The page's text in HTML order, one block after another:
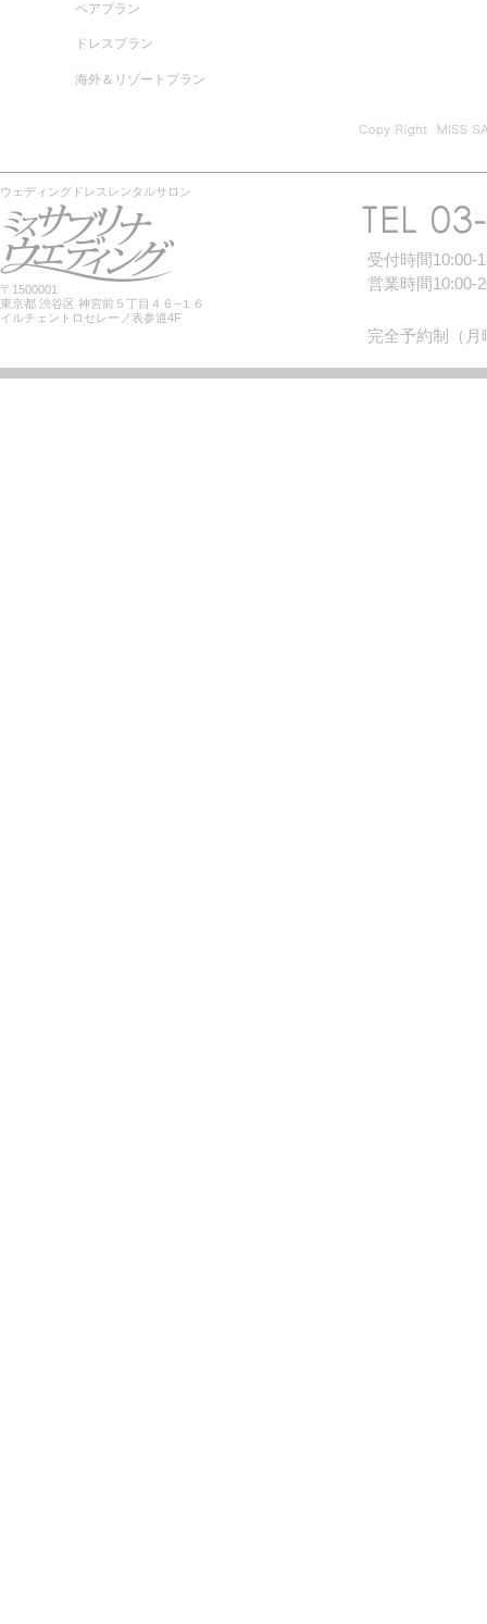
ペアプラン
ドレスプラン
海外＆リゾートプラン
ウェディングドレスレンタルサロン
〒1500001
東京都 渋谷区 神宮前５丁目４６−１６
イルチェントロセレーノ表参道4F
受付時間10:00-
営業時間10:00-
完全予約制（月